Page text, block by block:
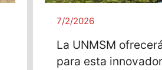
7/2/2026
La UNMSM
para esta